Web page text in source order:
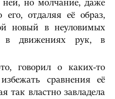
ней, но молчание, даже
его, отдаляя её образ,
новый в неуловимых
в движениях рук, в
говорил о каких-то
сравнения её
так властно завладела